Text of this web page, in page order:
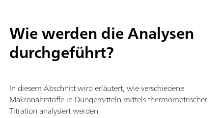
Wie werden die Analysen
durchgeführt?
In diesem Abschnitt wird erläutert, wie verschiedene
Makronährstoffe in Düngemitteln mittels thermometrischer
Titration analysiert werden.